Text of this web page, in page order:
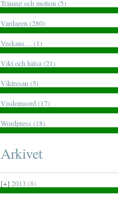
Träning och motion (5)
Vardagen (280)
Veckans… (1)
Vikt och hälsa (21)
Viktresan (5)
Visdomsord (17)
Wordpress (18)
Arkivet
[+] 2013 (8)